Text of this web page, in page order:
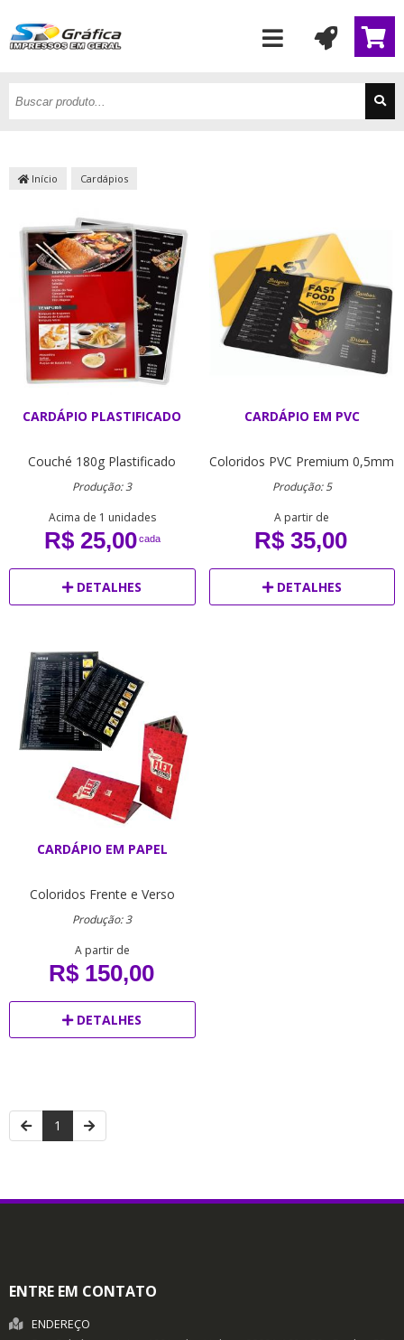
Início Cardápios
CARDÁPIO PLASTIFICADO
Couché 180g Plastificado
Produção: 3
Acima de 1 unidades
R$ 25,00cada
DETALHES
CARDÁPIO EM PVC
Coloridos PVC Premium 0,5mm
Produção: 5
A partir de
R$ 35,00
DETALHES
CARDÁPIO EM PAPEL
Coloridos Frente e Verso
Produção: 3
A partir de
R$ 150,00
DETALHES
1
ENTRE EM CONTATO
ENDEREÇO